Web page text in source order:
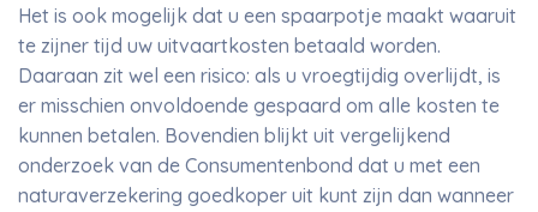
Het is ook mogelijk dat u een spaarpotje maakt waaruit
te zijner tijd uw uitvaartkosten betaald worden.
Daaraan zit wel een risico: als u vroegtijdig overlijdt, is
er misschien onvoldoende gespaard om alle kosten te
kunnen betalen. Bovendien blijkt uit vergelijkend
onderzoek van de Consumentenbond dat u met een
naturaverzekering goedkoper uit kunt zijn dan wanneer